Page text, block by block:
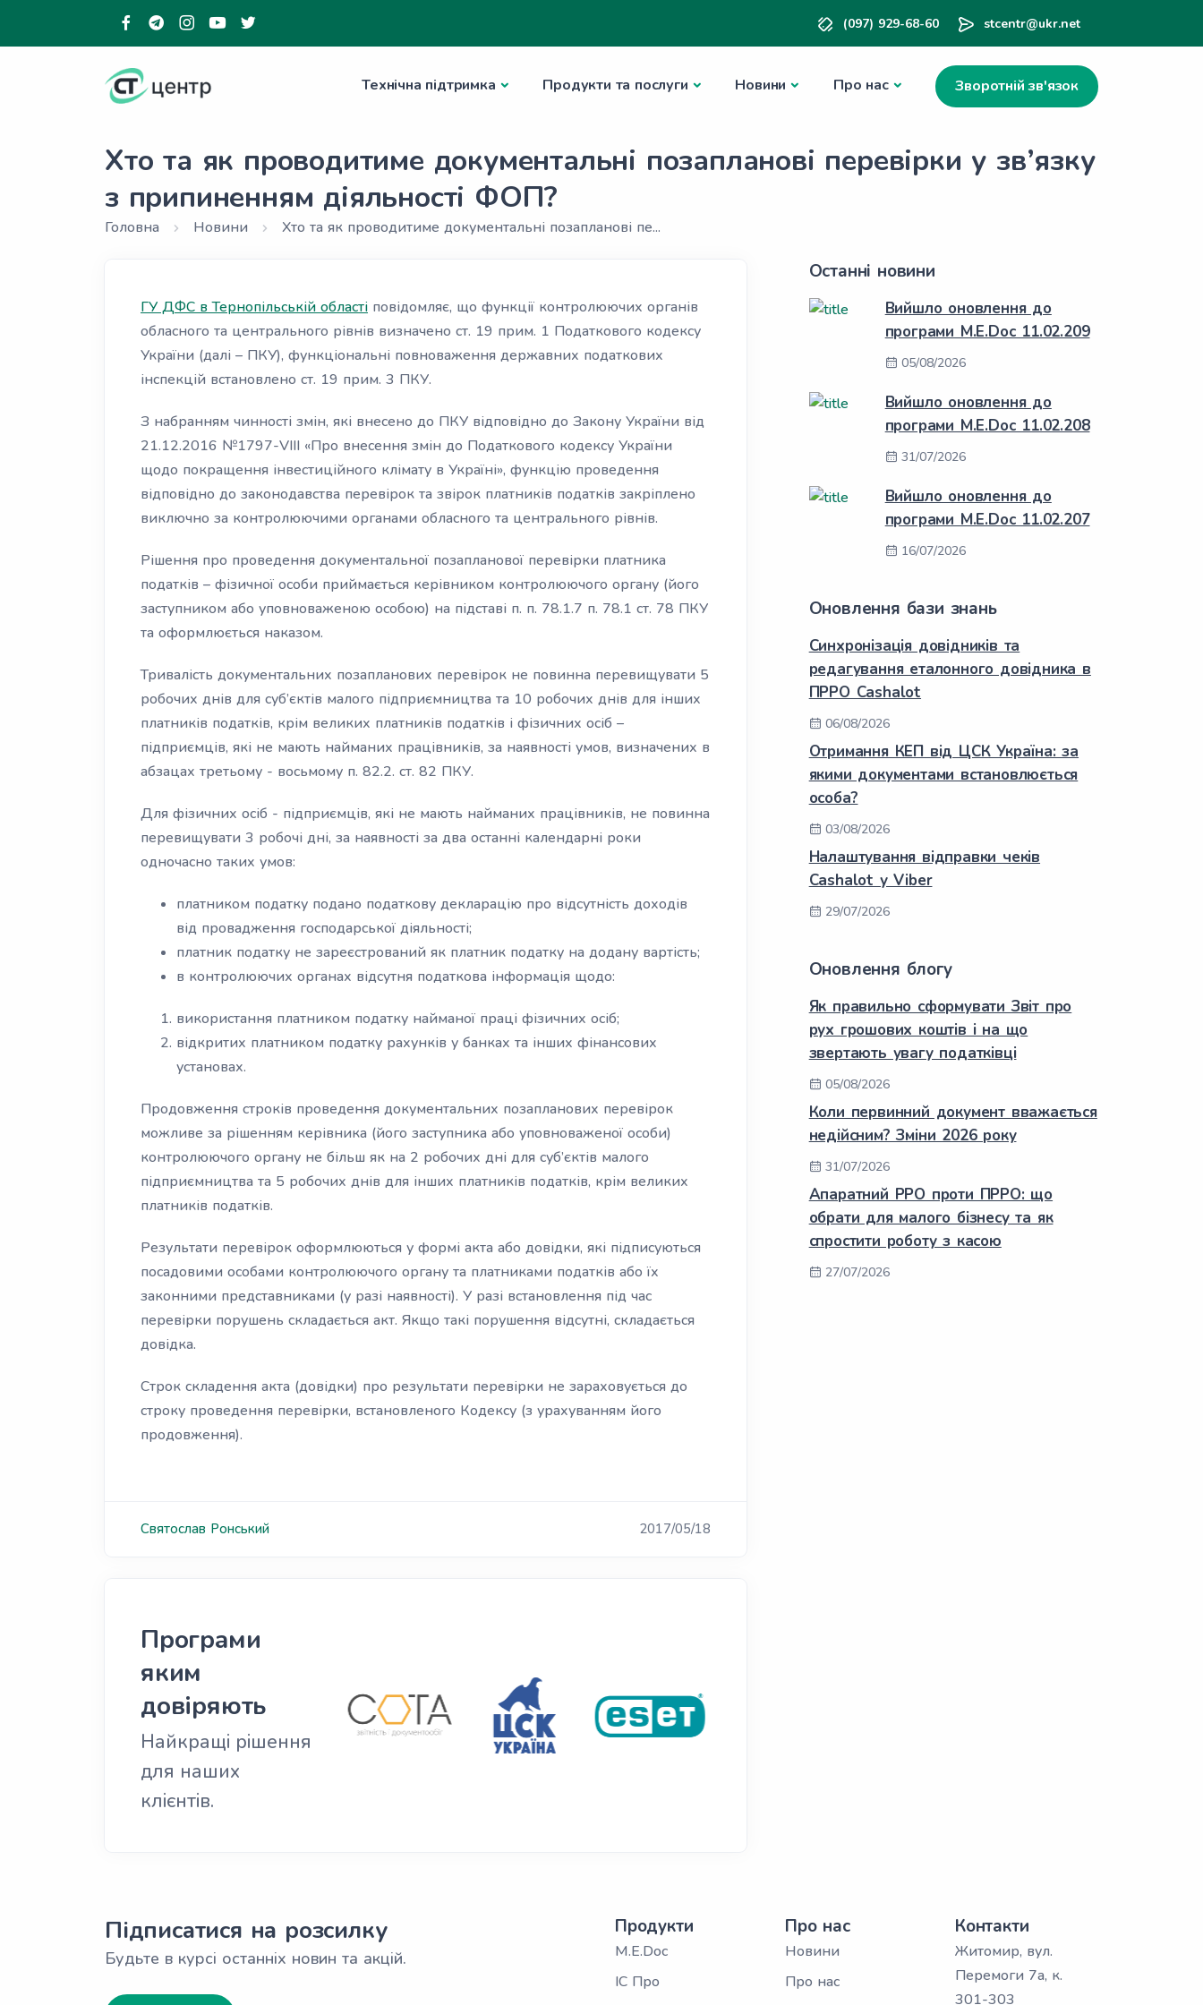
(097) 929-68-60 stcentr@ukr.net
Технічна підтримка Продукти та послуги Новини Про нас Зворотній зв'язок
Хто та як проводитиме документальні позапланові перевірки у зв’язку
з припиненням діяльності ФОП?
Головна Новини Хто та як проводитиме документальні позапланові пе...
ГУ ДФС в Тернопільській області повідомляє, що функції контролюючих органів
обласного та центрального рівнів визначено ст. 19 прим. 1 Податкового кодексу
України (далі – ПКУ), функціональні повноваження державних податкових
інспекцій встановлено ст. 19 прим. 3 ПКУ.
З набранням чинності змін, які внесено до ПКУ відповідно до Закону України від
21.12.2016 №1797-VIII «Про внесення змін до Податкового кодексу України
щодо покращення інвестиційного клімату в Україні», функцію проведення
відповідно до законодавства перевірок та звірок платників податків закріплено
виключно за контролюючими органами обласного та центрального рівнів.
Рішення про проведення документальної позапланової перевірки платника
податків – фізичної особи приймається керівником контролюючого органу (його
заступником або уповноваженою особою) на підставі п. п. 78.1.7 п. 78.1 ст. 78 ПКУ
та оформлюється наказом.
Тривалість документальних позапланових перевірок не повинна перевищувати 5
робочих днів для суб’єктів малого підприємництва та 10 робочих днів для інших
платників податків, крім великих платників податків і фізичних осіб –
підприємців, які не мають найманих працівників, за наявності умов, визначених в
абзацах третьому - восьмому п. 82.2. ст. 82 ПКУ.
Для фізичних осіб - підприємців, які не мають найманих працівників, не повинна
перевищувати 3 робочі дні, за наявності за два останні календарні роки
одночасно таких умов:
платником податку подано податкову декларацію про відсутність доходів
від провадження господарської діяльності;
платник податку не зареєстрований як платник податку на додану вартість;
в контролюючих органах відсутня податкова інформація щодо:
використання платником податку найманої праці фізичних осіб;
відкритих платником податку рахунків у банках та інших фінансових
установах.
Продовження строків проведення документальних позапланових перевірок
можливе за рішенням керівника (його заступника або уповноваженої особи)
контролюючого органу не більш як на 2 робочих дні для суб’єктів малого
підприємництва та 5 робочих днів для інших платників податків, крім великих
платників податків.
Результати перевірок оформлюються у формі акта або довідки, які підписуються
посадовими особами контролюючого органу та платниками податків або їх
законними представниками (у разі наявності). У разі встановлення під час
перевірки порушень складається акт. Якщо такі порушення відсутні, складається
довідка.
Строк складення акта (довідки) про результати перевірки не зараховується до
строку проведення перевірки, встановленого Кодексу (з урахуванням його
продовження).
Святослав Ронський 2017/05/18
Програми
яким
довіряють
Найкращі рішення
для наших
клієнтів.
Останні новини
Вийшло оновлення до
програми M.E.Doc 11.02.209
05/08/2026
Вийшло оновлення до
програми M.E.Doc 11.02.208
31/07/2026
Вийшло оновлення до
програми M.E.Doc 11.02.207
16/07/2026
Оновлення бази знань
Синхронізація довідників та
редагування еталонного довідника в
ПРРО Cashalot
06/08/2026
Отримання КЕП від ЦСК Україна: за
якими документами встановлюється
особа?
03/08/2026
Налаштування відправки чеків
Cashalot у Viber
29/07/2026
Оновлення блогу
Як правильно сформувати Звіт про
рух грошових коштів і на що
звертають увагу податківці
05/08/2026
Коли первинний документ вважається
недійсним? Зміни 2026 року
31/07/2026
Апаратний РРО проти ПРРО: що
обрати для малого бізнесу та як
спростити роботу з касою
27/07/2026
Підписатися на розсилку
Будьте в курсі останніх новин та акцій.
Продукти
M.E.Doc
ІС Про
Про нас
Новини
Про нас
Контакти
Житомир, вул.
Перемоги 7а, к.
301-303